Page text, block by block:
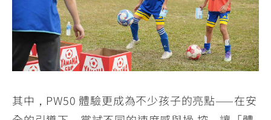
其中，PW50 體驗更成為不少孩子的亮點——在安